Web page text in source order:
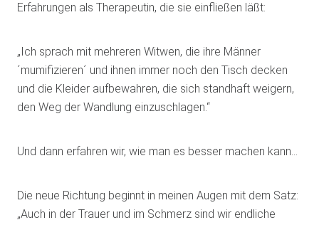
Erfahrungen als Therapeutin, die sie einfließen läßt:
„Ich sprach mit mehreren Witwen, die ihre Männer
´mumifizieren´ und ihnen immer noch den Tisch decken
und die Kleider aufbewahren, die sich standhaft weigern,
den Weg der Wandlung einzuschlagen.“
Und dann erfahren wir, wie man es besser machen kann…
Die neue Richtung beginnt in meinen Augen mit dem Satz:
„Auch in der Trauer und im Schmerz sind wir endliche